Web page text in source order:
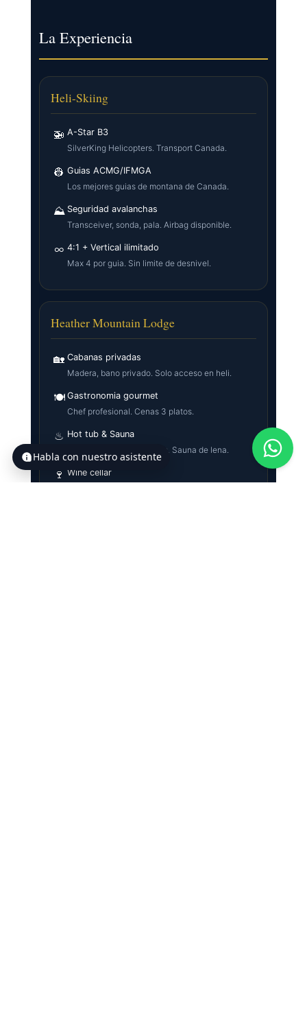
La Experiencia
Heli-Skiing
🚁 A-Star B3
SilverKing Helicopters. Transport Canada.
👷 Guias ACMG/IFMGA
Los mejores guias de montana de Canada.
⛰ Seguridad avalanchas
Transceiver, sonda, pala. Airbag disponible.
∞ 4:1 + Vertical ilimitado
Max 4 por guia. Sin limite de desnivel.
Heather Mountain Lodge
🏡 Cabanas privadas
Madera, bano privado. Solo acceso en heli.
🍽 Gastronomia gourmet
Chef profesional. Cenas 3 platos.
♨ Hot tub & Sauna
Jacuzzi exterior con vistas. Sauna de lena.
🍷 Wine cellar
Habla con nuestro asistente